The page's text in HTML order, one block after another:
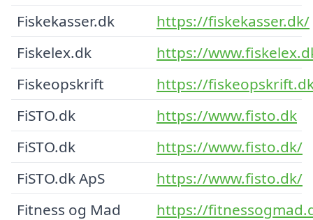
Fiskekasser.dk
https://fiskekasser.dk/
Fiskelex.dk
https://
Fiskeopskrift
https://
FiSTO.dk
https://www.fisto.dk
FiSTO.dk
https://www.fisto.dk/
FiSTO.dk ApS
https://www.fisto.dk/
Fitness og Mad
https://